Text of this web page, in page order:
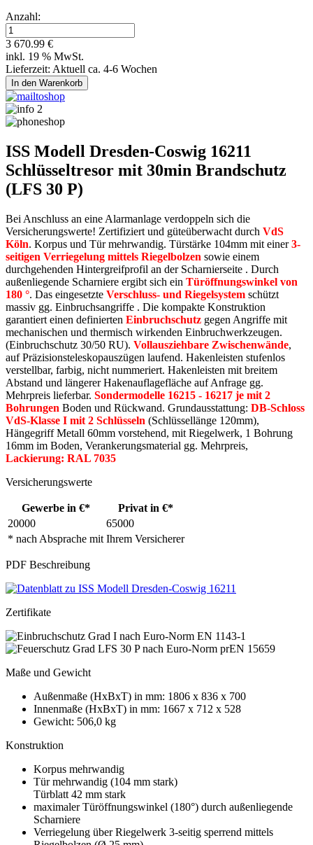
Anzahl:
3 670.99 €
inkl. 19 % MwSt.
Lieferzeit: Aktuell ca. 4-6 Wochen
ISS Modell Dresden-Coswig 16211
Schlüsseltresor mit 30min Brandschutz
(LFS 30 P)
Bei Anschluss an eine Alarmanlage verdoppeln sich die
Versicherungswerte! Zertifiziert und güteüberwacht durch VdS
Köln. Korpus und Tür mehrwandig. Türstärke 104mm mit einer3-
seitigen Verriegelung mittels Riegelbolzen sowie einem
durchgehenden Hintergreifprofil an der Scharnierseite . Durch
außenliegende Scharniere ergibt sich ein Türöffnungswinkel von
180 °. Das eingesetzte Verschluss- und Riegelsystem schützt
massiv gg. Einbruchsangriffe . Die kompakte Konstruktion
garantiert einen definierten Einbruchschutz gegen Angriffe mit
mechanischen und thermisch wirkenden Einbruchwerkzeugen.
(Einbruchschutz 30/50 RU). Vollausziehbare Zwischenwände,
auf Präzisionsteleskopauszügen laufend. Hakenleisten stufenlos
verstellbar, farbig, nicht nummeriert. Hakenleisten mit breitem
Abstand und längerer Hakenauflagefläche auf Anfrage gg.
Mehrpreis lieferbar. Sondermodelle 16215 - 16217 je mit 2
Bohrungen Boden und Rückwand. Grundausstattung: DB-Schloss
VdS-Klasse I mit 2 Schlüsseln (Schlüssellänge 120mm),
Hängegriff Metall 60mm vorstehend, mit Riegelwerk, 1 Bohrung
16mm im Boden, Verankerungsmaterial gg. Mehrpreis,
Lackierung: RAL 7035
Versicherungswerte
Gewerbe in €* Privat in €*
* nach Absprache mit Ihrem Versicherer
20000 65000
PDF Beschreibung
Zertifikate
Maße und Gewicht
Außenmaße (HxBxT) in mm: 1806 x 836 x 700
Innenmaße (HxBxT) in mm: 1667 x 712 x 528
Gewicht: 506,0 kg
Konstruktion
Korpus mehrwandig
Tür mehrwandig (104 mm stark)
Türblatt 42 mm stark
maximaler Türöffnungswinkel (180°) durch außenliegende
Scharniere
Verriegelung über Riegelwerk 3-seitig sperrend mittels